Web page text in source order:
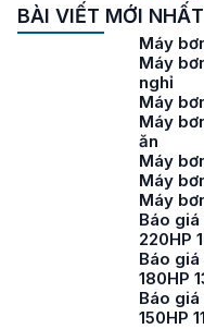
BÀI VIẾT MỚI NHẤT
Máy
Máy
nghỉ
Máy
Máy
ăn
Máy
Máy
Máy
Báo
220HP
Báo
180HP
Báo
150HP